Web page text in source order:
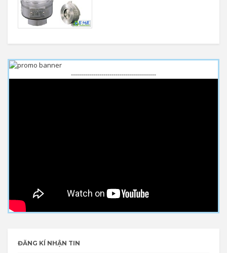
------------------------------------------
ĐĂNG KÍ NHẬN TIN